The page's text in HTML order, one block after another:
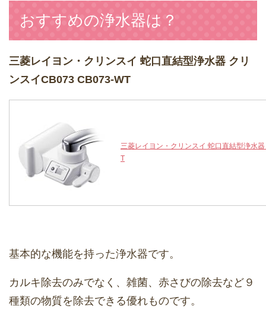
おすすめの浄水器は？
三菱レイヨン・クリンスイ 蛇口直結型浄水器 クリ
ンスイCB073 CB073-WT
三菱レイヨン・クリンスイ 蛇口直結型浄水
T
基本的な機能を持った浄水器です。
カルキ除去のみでなく、雑菌、赤さびの除去など９
種類の物質を除去できる優れものです。